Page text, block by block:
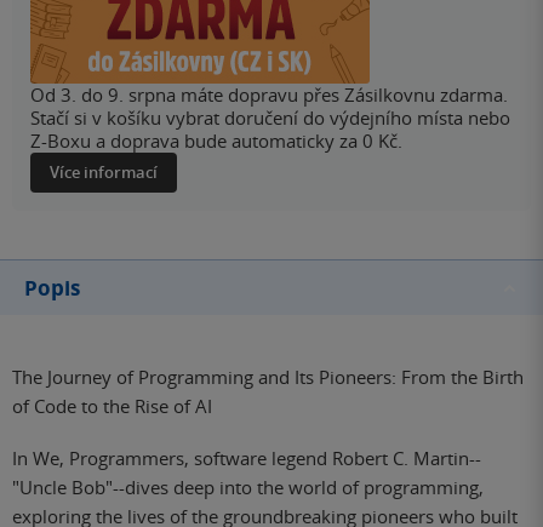
Od 3. do 9. srpna máte dopravu přes Zásilkovnu zdarma.
Stačí si v košíku vybrat doručení do výdejního místa nebo
Z-Boxu a doprava bude automaticky za 0 Kč.
Více informací
Popis
The Journey of Programming and Its Pioneers: From the Birth
of Code to the Rise of AI
In We, Programmers, software legend Robert C. Martin--
"Uncle Bob"--dives deep into the world of programming,
exploring the lives of the groundbreaking pioneers who built